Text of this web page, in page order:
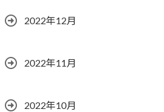
2022年12月
2022年11月
2022年10月